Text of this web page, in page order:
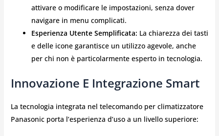
attivare o modificare le impostazioni, senza dover
navigare in menu complicati.
Esperienza Utente Semplificata: La chiarezza dei tasti
e delle icone garantisce un utilizzo agevole, anche
per chi non è particolarmente esperto in tecnologia.
Innovazione E Integrazione Smart
La tecnologia integrata nel telecomando per climatizzatore
Panasonic porta l’esperienza d’uso a un livello superiore: